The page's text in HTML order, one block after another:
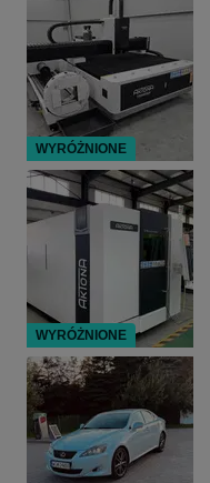
WYRÓŻNIONE
WYRÓŻNIONE